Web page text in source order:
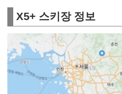
X5+ 스키장 정보